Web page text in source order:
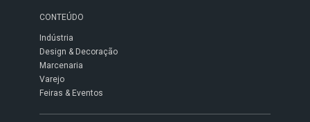
CONTEÚDO
Indústria
Design & Decoração
Marcenaria
Varejo
Feiras & Eventos